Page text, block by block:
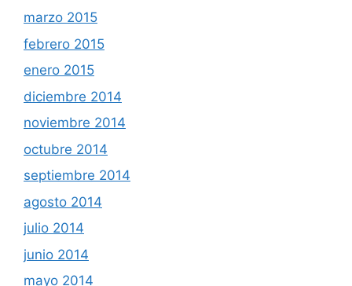
marzo 2015
febrero 2015
enero 2015
diciembre 2014
noviembre 2014
octubre 2014
septiembre 2014
agosto 2014
julio 2014
junio 2014
mayo 2014